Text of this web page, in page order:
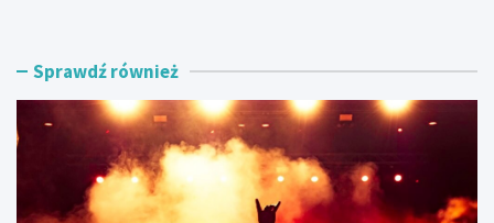
n
w
e
r
t
o
r
o
Sprawdź również